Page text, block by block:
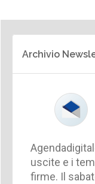
Archivio
uscite e i
firme. Il